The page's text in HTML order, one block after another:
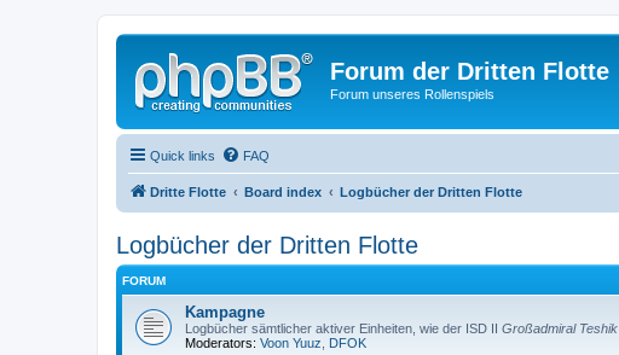
Forum der Dritten Flotte
Forum unseres Rollenspiels
Quick links FAQ
Dritte Flotte Board index Logbücher der Dritten Flotte
Logbücher der Dritten Flotte
FORUM
Kampagne
Logbücher sämtlicher aktiver Einheiten, wie der ISD II Großadmiral Teshik
Moderators: Voon Yuuz DFOK